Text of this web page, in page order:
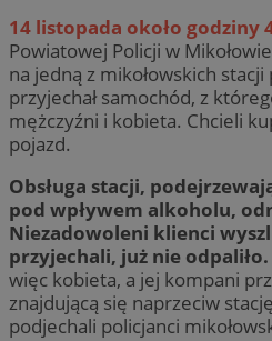
14 listopada około godziny
Powiatowej Policji w
na jedną z mikołowskich
przyjechał samochód, z
mężczyźni i kobieta. Chcieli
pojazd.
Obsługa stacji,
pod wpływem alkoholu,
Niezadowoleni klienci
przyjechali, już nie odpaliło.
więc kobieta, a jej kompani
znajdującą się naprzeciw
podjechali policjanci